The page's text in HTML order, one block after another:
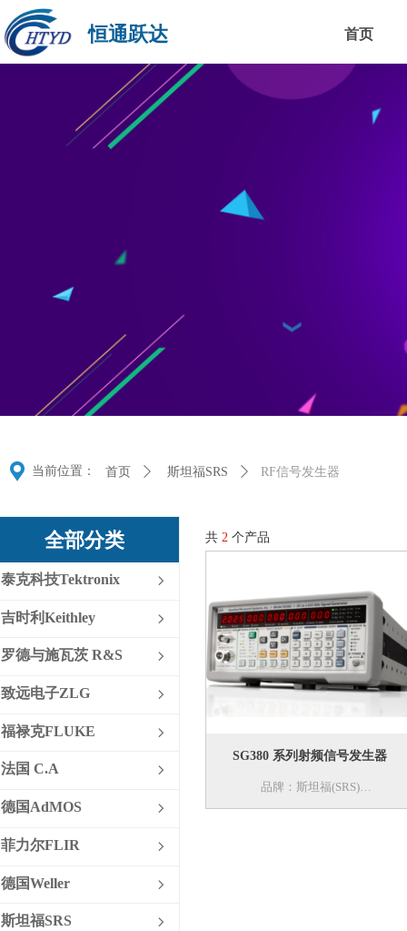
首页
恒通跃达
共 2 个产品
SG380 系列射频信号发生器
品牌：斯坦福(SRS)
型号：SG380 系列
全部分类
ꁇ
泰克科技Tektronix
ꁇ
吉时利Keithley
ꁇ
罗德与施瓦茨 R&S
ꁇ
致远电子ZLG
ꁇ
福禄克FLUKE
ꁇ
法国 C.A
ꁇ
德国AdMOS
ꁇ
菲力尔FLIR
ꁇ
德国Weller
ꁇ
斯坦福SRS
끇 当前位置： 首页 ꄲ 斯坦福SRS ꄲ RF信号发生器